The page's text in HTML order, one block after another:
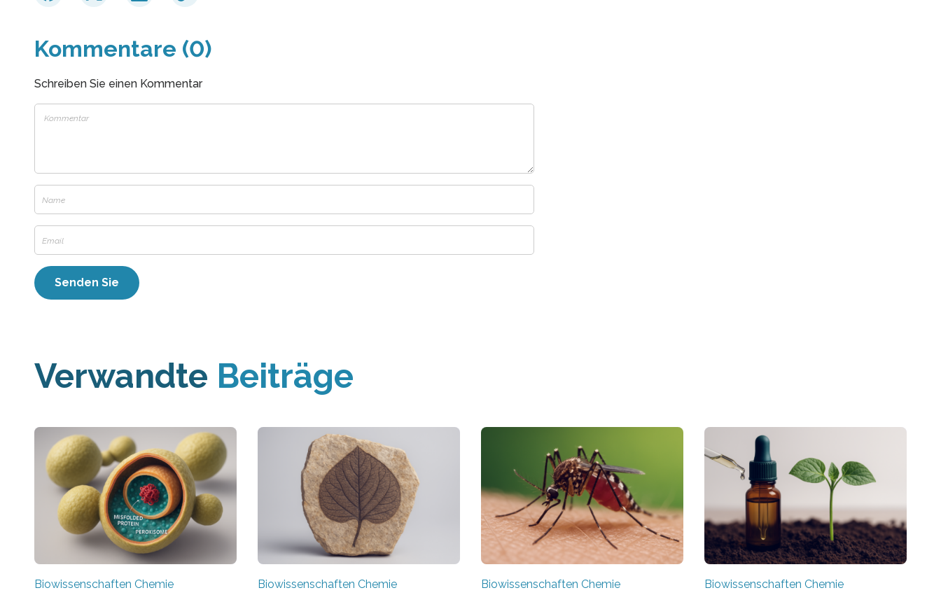
Kommentare (0)
Schreiben Sie einen Kommentar
Verwandte Beiträge
Biowissenschaften Chemie Biowissenschaften Chemie Biowissenschaften Chemie Biowissenschaften Chemie